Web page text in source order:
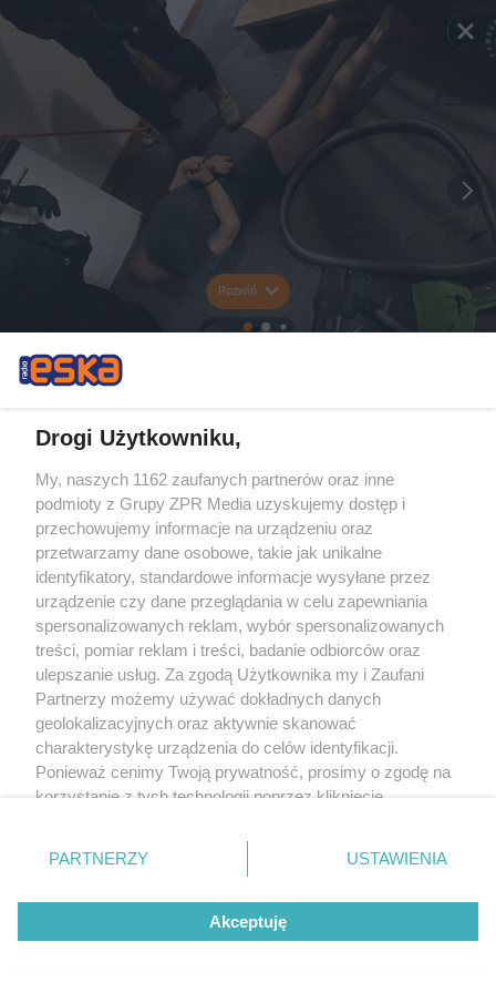
Rozwiń
Drogi Użytkowniku,
My, naszych 1162 zaufanych partnerów oraz inne
podmioty z Grupy ZPR Media uzyskujemy dostęp i
przechowujemy informacje na urządzeniu oraz
przetwarzamy dane osobowe, takie jak unikalne
identyfikatory, standardowe informacje wysyłane przez
urządzenie czy dane przeglądania w celu zapewniania
spersonalizowanych reklam, wybór spersonalizowanych
treści, pomiar reklam i treści, badanie odbiorców oraz
ulepszanie usług. Za zgodą Użytkownika my i Zaufani
Partnerzy możemy używać dokładnych danych
geolokalizacyjnych oraz aktywnie skanować
charakterystykę urządzenia do celów identyfikacji.
Ponieważ cenimy Twoją prywatność, prosimy o zgodę na
korzystanie z tych technologii poprzez kliknięcie
zmienić/wycofać klikając przycisk ustawień prywatności
znajdujący się w lewym dolnym rogu strony
rodzaje przetwarzania danych nie wymagają zgody
użytkownika, ale masz prawo sprzeciwić się takiemu
przetwarzaniu. Preferencje będą miały zastosowanie tylko
PARTNERZY USTAWIENIA
Akceptuję